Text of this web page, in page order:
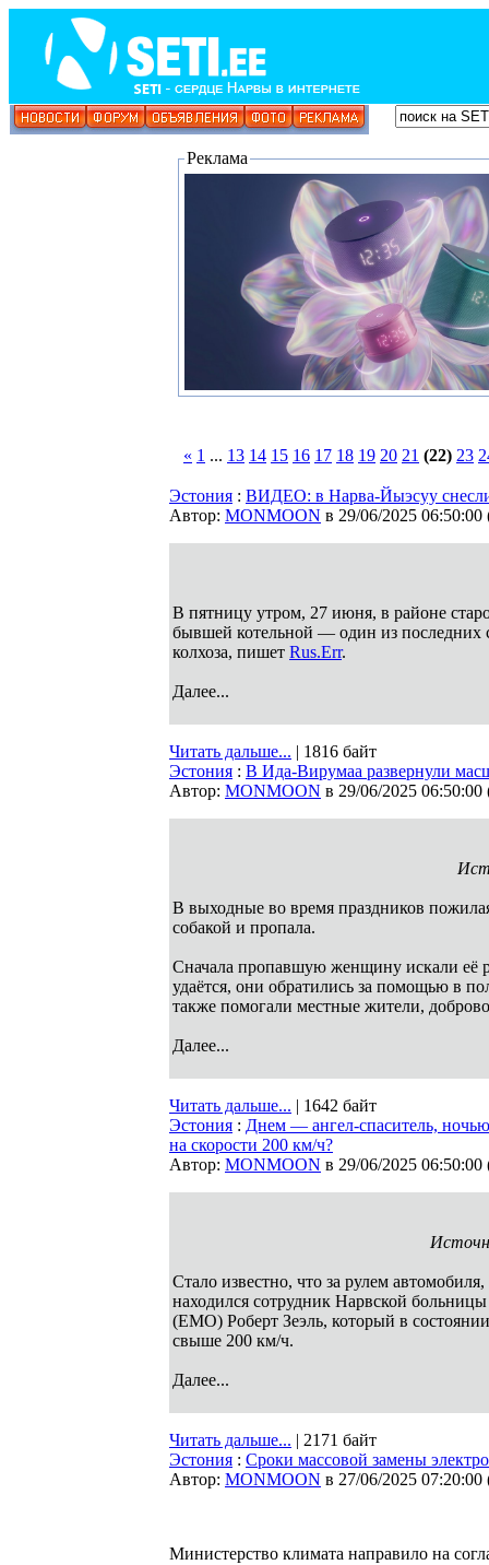
Реклама
« 1 ... 13 14 15 16 17 18 19 20 21 (22) 23
Эстония : ВИДЕО: в Нарва-Йыэсуу
Автор: MONMOON в 29/06/2025 06:50:00
В пятницу утром, 27 июня, в районе
бывшей котельной — один из последних
колхоза, пишет Rus.Err.
Далее...
Читать дальше... | 1816 байт
Эстония : В Ида-Вирумаа развернули
Автор: MONMOON в 29/06/2025 06:50:00
В выходные во время праздников
собакой и пропала.
Сначала пропавшую женщину искали её
удаётся, они обратились за помощью в
также помогали местные жители,
Далее...
Читать дальше... | 1642 байт
Эстония : Днем — ангел-спаситель,
на скорости 200 км/ч?
Автор: MONMOON в 29/06/2025 06:50:00
Стало известно, что за рулем
находился сотрудник Нарвской
(EMO) Роберт Зеэль, который в
свыше 200 км/ч.
Далее...
Читать дальше... | 2171 байт
Эстония : Сроки массовой замены
Автор: MONMOON в 27/06/2025 07:20:00
Министерство климата направило на